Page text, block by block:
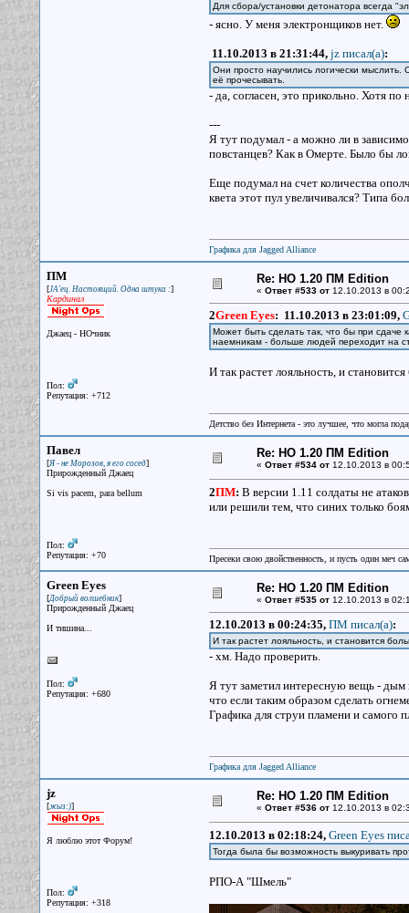
Для сбора/установки детонатора всегда
- ясно. У меня электронщиков нет.
11.10.2013 в 21:31:44, jz писал(a):
Они просто научились логически
её прочесывать.
- да, согласен, это прикольно. Хотя
---
Я тут подумал - а можно ли в
повстанцев? Как в Омерте. Было бы
Еще подумал на счет количества
квета этот пул увеличивался? Типа
Графика для Jagged Alliance
ПМ
[JA'ец. Настоящий. Одна штука :]
Кардинал
Джаец - НОчник
Пол:
Репутация: +712
Re: НО 1.20 ПМ Edition
« Ответ #533 от12.10.2013 в
2Green Eyes: 11.10.2013 в 23:01:09,
Может быть сделать так, что бы при сдаче
наемникам - больше людей переходит на
И так растет лояльность, и
Детство без Интернета - это лучшее, что могла
Павел
[Я - не Морозов, я его сосед]
Прирожденный Джаец
Si vis pacem, para bellum
Пол:
Репутация: +70
Re: НО 1.20 ПМ Edition
« Ответ #534 от12.10.2013 в
2ПМ: В версии 1.11 солдаты не
или решили тем, что синих только
Пресеки свою двойственность, и пусть один меч
Green Eyes
[Добрый волшебник]
Прирожденный Джаец
И тишина...
Пол:
Репутация: +680
Re: НО 1.20 ПМ Edition
« Ответ #535 от12.10.2013 в
12.10.2013 в 00:24:35, ПМ писал(a):
И так растет лояльность, и становится
- хм. Надо проверить.
Я тут заметил интересную вещь - дым
что если таким образом сделать
Графика для струи пламени и самого
Графика для Jagged Alliance
jz
[жыз:)]
Я люблю этот Форум!
Пол:
Репутация: +318
Re: НО 1.20 ПМ Edition
« Ответ #536 от12.10.2013 в
12.10.2013 в 02:18:24, Green Eyes
Тогда была бы возможность выкуривать
РПО-А "Шмель"